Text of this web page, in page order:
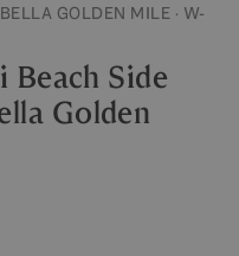
GOLDEN MILE · W-
Side
Golden